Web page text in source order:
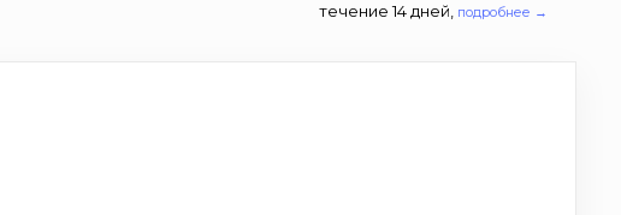
течение 14 дней, подробнее →